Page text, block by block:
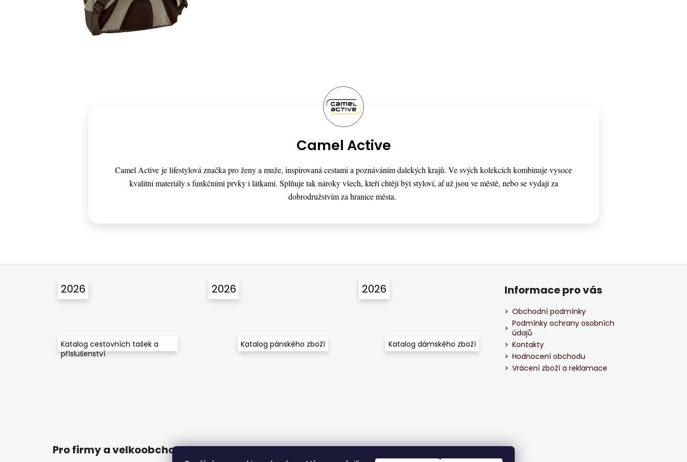
Camel Active
Camel Active je lifestylová značka pro ženy a muže, inspirovaná cestami a poznáváním dalekých krajů. Ve svých kolekcích kombinuje vysoce
kvalitní materiály s funkčními prvky i látkami. Splňuje tak nároky všech, kteří chtějí být styloví, ať už jsou ve městě, nebo se vydají za
dobrodružstvím za hranice města.
Z
2026
Katalog cestovních tašek a
příslušenství
2026
Katalog pánského zboží
2026
Katalog dámského zboží
Informace pro vás
Obchodní podmínky
Podmínky ochrany osobních
údajů
Kontakty
Hodnocení obchodu
Vrácení zboží a reklamace
Pro firmy a velkoobchod